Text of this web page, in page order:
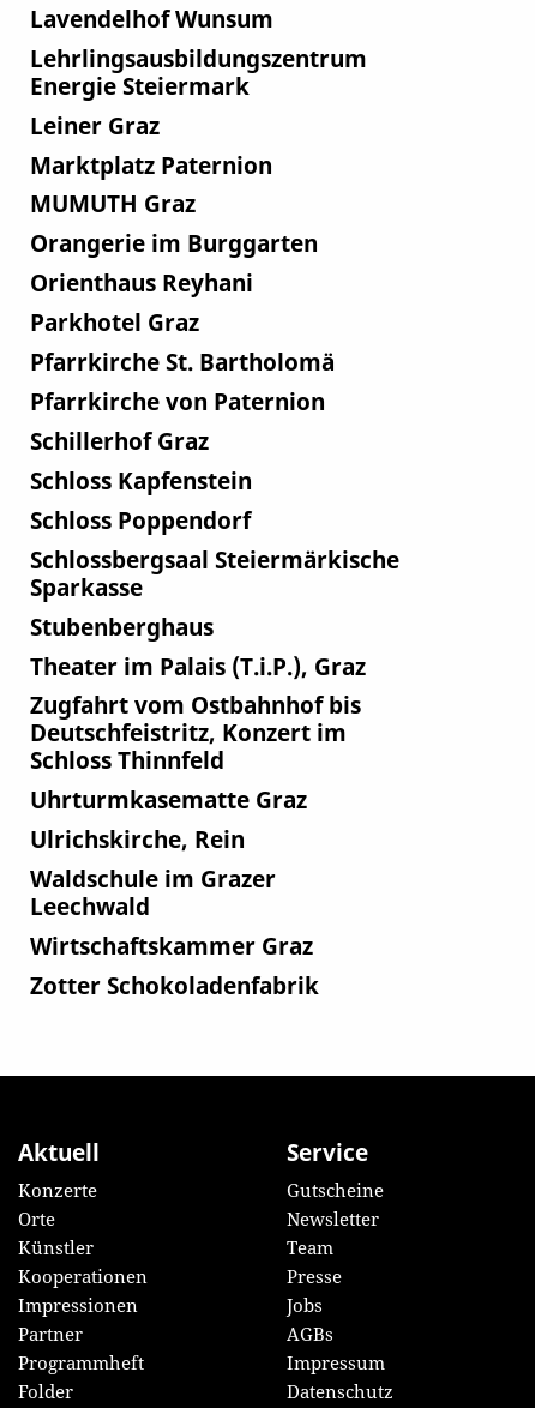
Lavendelhof Wunsum
Lehrlingsausbildungszentrum
Energie Steiermark
Leiner Graz
Marktplatz Paternion
MUMUTH Graz
Orangerie im Burggarten
Orienthaus Reyhani
Parkhotel Graz
Pfarrkirche St. Bartholomä
Pfarrkirche von Paternion
Schillerhof Graz
Schloss Kapfenstein
Schloss Poppendorf
Schlossbergsaal Steiermärkische
Sparkasse
Stubenberghaus
Theater im Palais (T.i.P.), Graz
Zugfahrt vom Ostbahnhof bis
Deutschfeistritz, Konzert im
Schloss Thinnfeld
Uhrturmkasematte Graz
Ulrichskirche, Rein
Waldschule im Grazer
Leechwald
Wirtschaftskammer Graz
Zotter Schokoladenfabrik
Aktuell
Konzerte
Orte
Künstler
Kooperationen
Impressionen
Partner
Programmheft
Folder
Service
Gutscheine
Newsletter
Team
Presse
Jobs
AGBs
Impressum
Datenschutz